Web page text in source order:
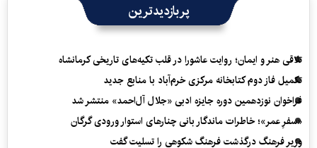
پربازدیدترین
تلاقی هنر و ایمان؛ روایت عاشورا در قلب تکیه‌های تاریخی کرمانشاه
تکمیل فاز دوم کتابخانه مرکزی خرم‌آباد با منابع جدید
فراخوان نوزدهمین دوره جایزه ادبی «جلال آل‌احمد» منتشر شد
«سفرِ عمر»؛ خاطرات ماندگار بانی چنارهای استوار ورودی گرگان
وزیر فرهنگ درگذشت فرهنگ شکوهی را تسلیت گفت